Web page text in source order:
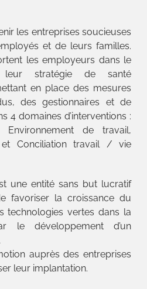
les entreprises soucieuses
et de leurs familles.
les employeurs dans le
leur stratégie de santé
en place des mesures
des gestionnaires et de
4 domaines d’interventions :
de travail,
et Conciliation travail / vie
une entité sans but lucratif
favoriser la croissance du
technologies vertes dans la
le développement d’un
auprès des entreprises
leur implantation.